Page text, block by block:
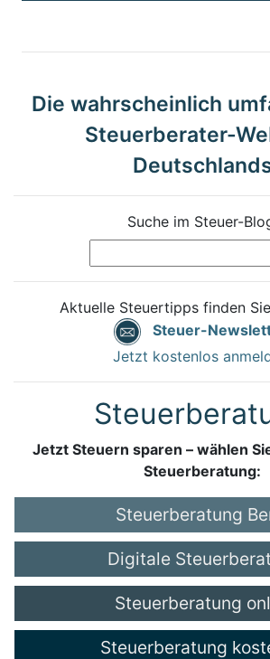
Die wahrscheinlich
Steuerberater-
Suche im Steuer-
Aktuelle Steuertipps finden
Steuer-
Jetzt kostenlos
Jetzt Steuern sparen – wählen
Steuerberatung:
Steuerberatung
Digitale
Steuerberatung
Steuerberatung